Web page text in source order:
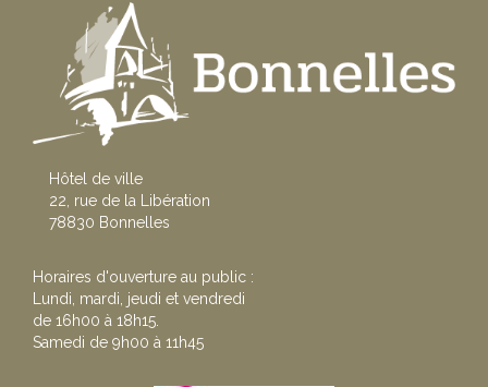
Hôtel de ville
22, rue de la Libération
78830 Bonnelles
Horaires d'ouverture au public :
Lundi, mardi, jeudi et vendredi
de 16h00 à 18h15.
Samedi de 9h00 à 11h45